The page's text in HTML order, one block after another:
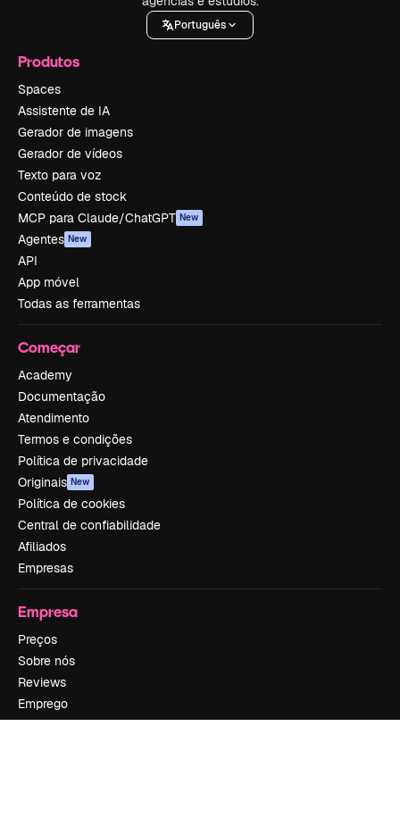
Português
Produtos
Spaces
Assistente de IA
Gerador de imagens
Gerador de vídeos
Texto para voz
Conteúdo de stock
MCP para Claude/ChatGPT New
Agentes New
API
App móvel
Todas as ferramentas
Começar
Academy
Documentação
Atendimento
Termos e condições
Política de privacidade
Originais New
Política de cookies
Central de confiabilidade
Afiliados
Empresas
Empresa
Preços
Sobre nós
Reviews
Emprego
Tendências de pesquisa